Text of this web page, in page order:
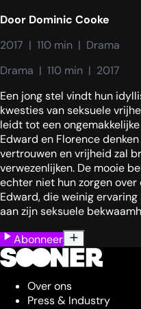
Door Dominic Cooke
2017  |  110 min  |  Drama
Drama  |  110 min  |  2017
Een jong stel vindt hun
kwesties van seksuele
leidt tot een
Edward en Florence
vertrouwen en vrijheid zal
verwezenlijken. De mooie
echter niet hun zorgen
Edward, die weinig
aan zijn seksuele
Abonneer
Over ons
Press & Industry